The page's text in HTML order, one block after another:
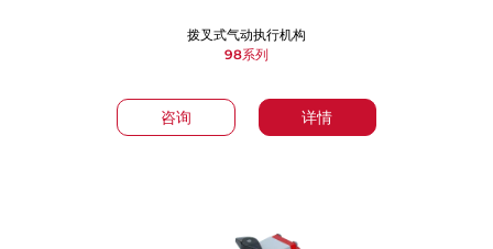
咨询 详情
拨叉式气动执行机构
98系列